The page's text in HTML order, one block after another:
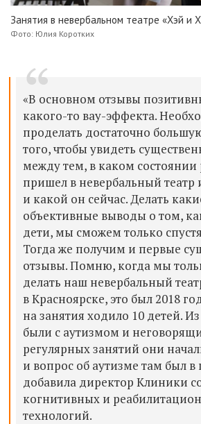
Занятия в невербальном театре «Хэй и
Фото: Юлия Коротких
«В основном отзывы
какого-то вау-эффекта.
проделать достаточно
того, чтобы увидеть
между тем, в каком состоянии
пришел в невербальный театр
и какой он сейчас. Делать
объективные выводы о том,
дети, мы сможем только
Тогда же получим и первые
отзывы. Помню, когда мы
делать наш невербальный
в Красноярске, это был 2018
на занятия ходило 10 детей.
были с аутизмом и
регулярных занятий они
и вопрос об аутизме там был в
добавила директор Клиники
когнитивных и
технологий.